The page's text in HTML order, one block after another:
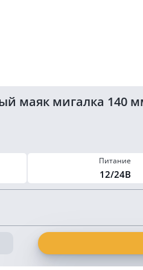
маяк мигалка 140
Питание
12/24В